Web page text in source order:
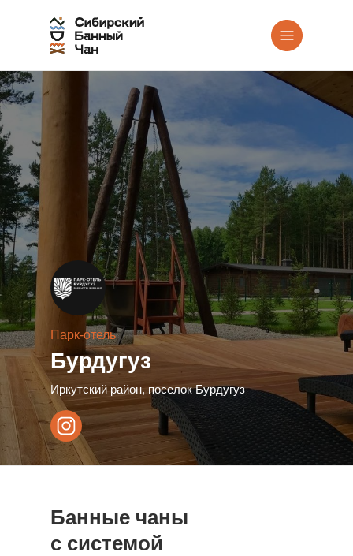
Парк-отель
Иркутский район, поселок Бурдугуз
Бурдугуз
Банные чаны
с системой